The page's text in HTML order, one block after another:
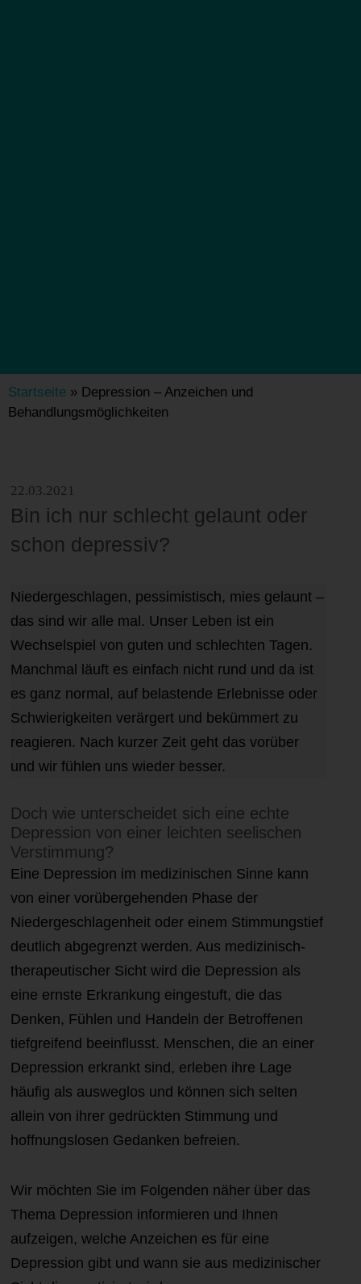
Startseite » Depression – Anzeichen und
Behandlungsmöglichkeiten
22.03.2021
Bin ich nur schlecht gelaunt oder
schon depressiv?
Niedergeschlagen, pessimistisch, mies gelaunt –
das sind wir alle mal. Unser Leben ist ein
Wechselspiel von guten und schlechten Tagen.
Manchmal läuft es einfach nicht rund und da ist
es ganz normal, auf belastende Erlebnisse oder
Schwierigkeiten verärgert und bekümmert zu
reagieren. Nach kurzer Zeit geht das vorüber
und wir fühlen uns wieder besser.
Doch wie unterscheidet sich eine echte
Depression von einer leichten seelischen
Verstimmung?
Eine Depression im medizinischen Sinne kann
von einer vorübergehenden Phase der
Niedergeschlagenheit oder einem Stimmungstief
deutlich abgegrenzt werden. Aus medizinisch-
therapeutischer Sicht wird die Depression als
eine ernste Erkrankung eingestuft, die das
Denken, Fühlen und Handeln der Betroffenen
tiefgreifend beeinflusst. Menschen, die an einer
Depression erkrankt sind, erleben ihre Lage
häufig als ausweglos und können sich selten
allein von ihrer gedrückten Stimmung und
hoffnungslosen Gedanken befreien.
Wir möchten Sie im Folgenden näher über das
Thema Depression informieren und Ihnen
aufzeigen, welche Anzeichen es für eine
Depression gibt und wann sie aus medizinischer